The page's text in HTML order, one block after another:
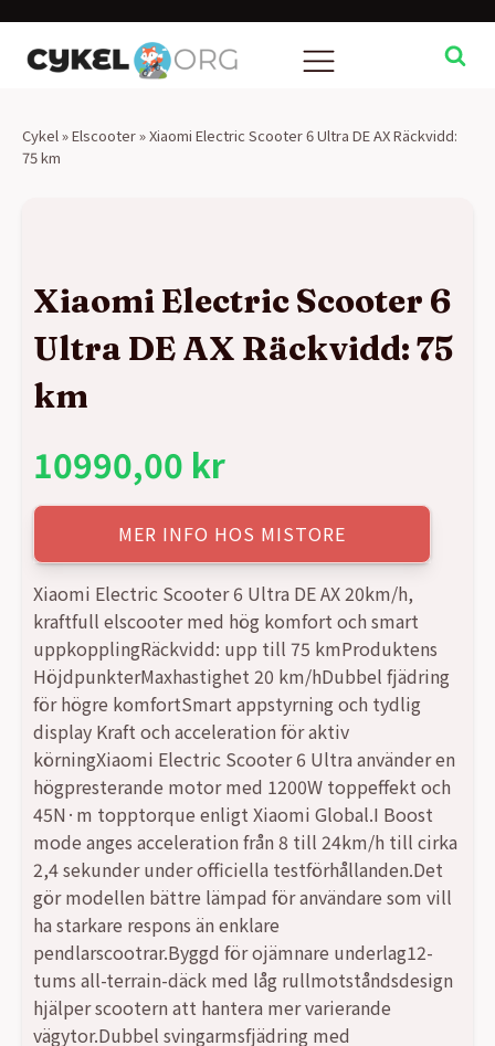
Cykel »Elscooter»Xiaomi Electric Scooter 6 Ultra DE AX Räckvidd:
75 km
Xiaomi Electric Scooter 6
Ultra DE AX Räckvidd: 75
km
10990,00 kr
MER INFO HOS MISTORE
Xiaomi Electric Scooter 6 Ultra DE AX 20km/h,
kraftfull elscooter med hög komfort och smart
uppkopplingRäckvidd: upp till 75 kmProduktens
HöjdpunkterMaxhastighet 20 km/hDubbel fjädring
för högre komfortSmart appstyrning och tydlig
display Kraft och acceleration för aktiv
körningXiaomi Electric Scooter 6 Ultra använder en
högpresterande motor med 1200W toppeffekt och
45N·m topptorque enligt Xiaomi Global.I Boost
mode anges acceleration från 8 till 24km/h till cirka
2,4 sekunder under officiella testförhållanden.Det
gör modellen bättre lämpad för användare som vill
ha starkare respons än enklare
pendlarscootrar.Byggd för ojämnare underlag12-
tums all-terrain-däck med låg rullmotståndsdesign
hjälper scootern att hantera mer varierande
vägytor.Dubbel svingarmsfjädring med